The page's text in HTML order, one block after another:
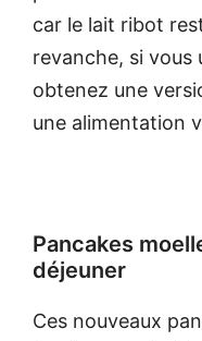
car le lait ribot
revanche, si vous
obtenez une
une alimentation
Pancakes
déjeuner
Ces nouveaux